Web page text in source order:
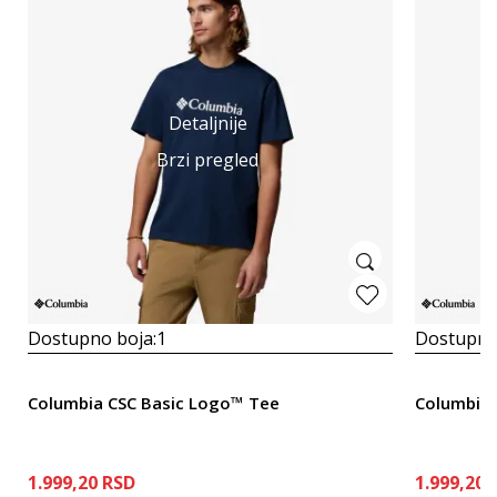
Detaljnije
Brzi pregled
Dostupno boja:1
Columbia CSC Basic Logo™ Tee
1.999,20 RSD
Columbia
1.999,20